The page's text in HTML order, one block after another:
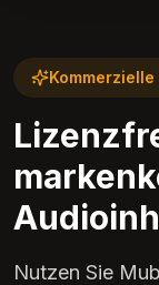
Nutzen Sie